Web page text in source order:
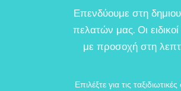
Επενδύουμε στη
πελατών μας. Οι
με προσοχή στη
Επιλέξτε για τις